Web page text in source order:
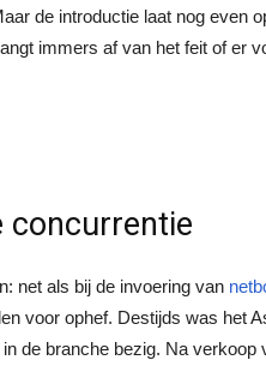
de introductie laat nog even
immers af van het feit of er
concurrentie
net als bij de invoering van
voor ophef. Destijds was het
de branche bezig. Na